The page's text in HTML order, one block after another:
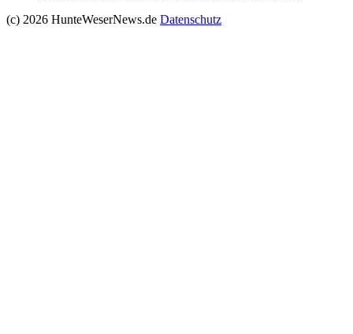
(c) 2026 HunteWeserNews.de Datenschutz